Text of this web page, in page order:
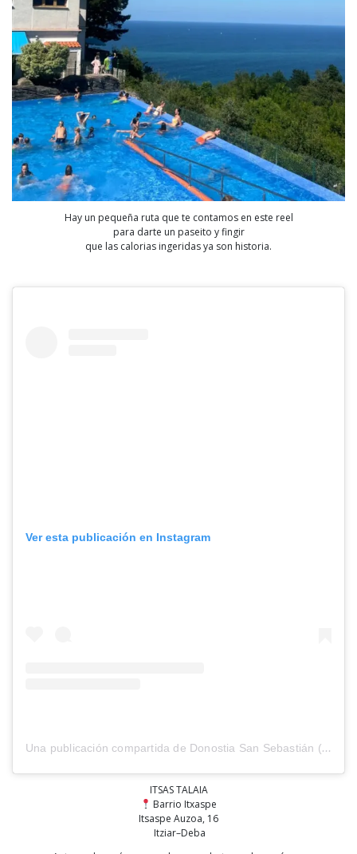
Hay un pequeña ruta que te contamos en este reel
para darte un paseito y fingir
que las calorias ingeridas ya son historia.
Ver esta publicación en Instagram
Una publicación compartida de Donostia San Sebastián (@sistersandthecity)
ITSAS TALAIA
Barrio Itxaspe
Itsaspe Auzoa, 16
Itziar–Deba